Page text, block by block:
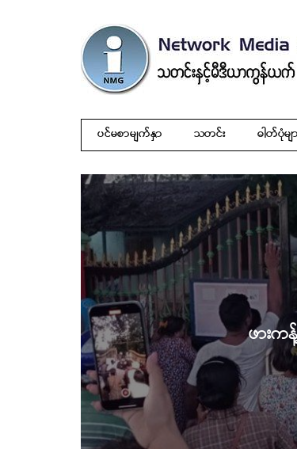
ပင်မစာမျက်နှာ သတင်း ဓါတ်ပုံမျ
ဖား